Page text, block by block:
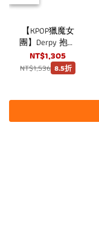
【KPOP獵魔女
團】Derpy 抱抱
包 strc
NT$1,305
NT$1,536 8.5折